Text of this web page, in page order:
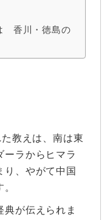
香川・徳島の
教えは、南は東
ーラからヒマラ
り、やがて中国
典が伝えられま